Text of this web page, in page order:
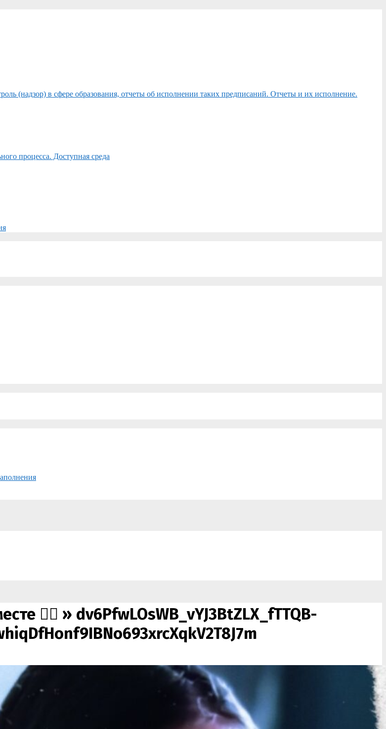
(надзор) в сфере образования, отчеты об исполнении таких предписаний. Отчеты и их исполнение.
процесса. Доступная среда
❤️‍🔥 » dv6PfwLOsWB_vYJ3BtZLX_fTTQB-